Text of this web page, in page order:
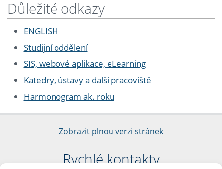
Důležité odkazy
ENGLISH
Studijní oddělení
SIS, webové aplikace, eLearning
Katedry, ústavy a další pracoviště
Harmonogram ak. roku
Zobrazit plnou verzi stránek
Rychlé kontakty